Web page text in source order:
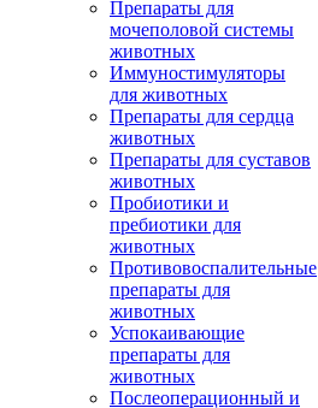
Препараты для
мочеполовой системы
животных
Иммуностимуляторы
для животных
Препараты для сердца
животных
Препараты для суставов
животных
Пробиотики и
пребиотики для
животных
Противовоспалительные
препараты для
животных
Успокаивающие
препараты для
животных
Послеоперационный и